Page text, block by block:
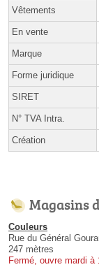
Vêtements
En vente
Marque
Forme juridique
SIRET
N° TVA Intra.
Création
Magasins
Couleurs
Rue du Général
247 mètres
Fermé, ouvre mardi à